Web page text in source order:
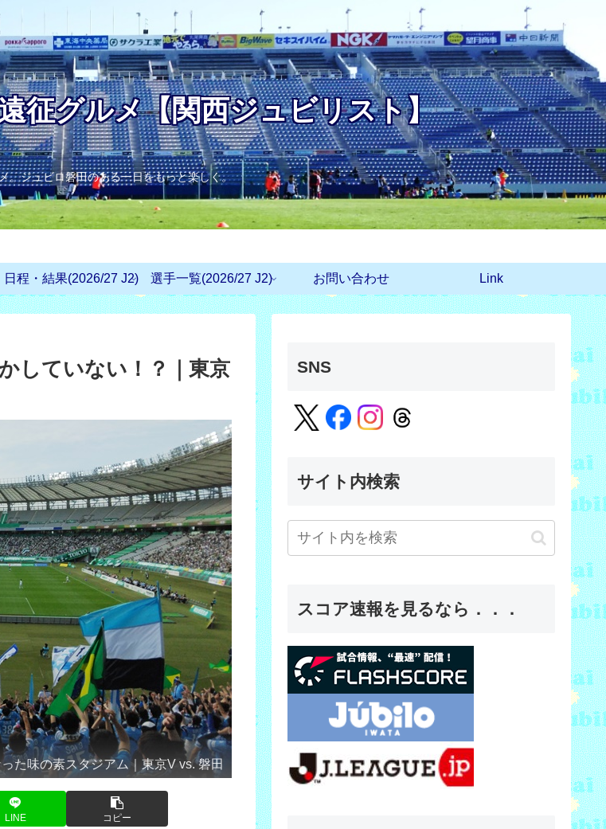
征グルメ【関西ジュビリスト】
。ジュビロ磐田のある一日をもっと楽しく。
日程・結果(2026/27 J2) 選手一覧(2026/27 J2) お問い合わせ Link
していない！？｜東京
た味の素スタジアム｜東京V vs. 磐田
LINE コピー
SNS
サイト内検索
スコア速報を見るなら．．．